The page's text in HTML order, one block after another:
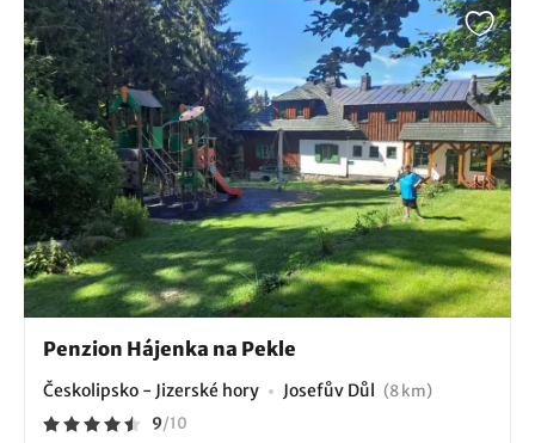
Penzion Hájenka na Pekle
Českolipsko - Jizerské hory Josefův Důl (8 km)
9/10